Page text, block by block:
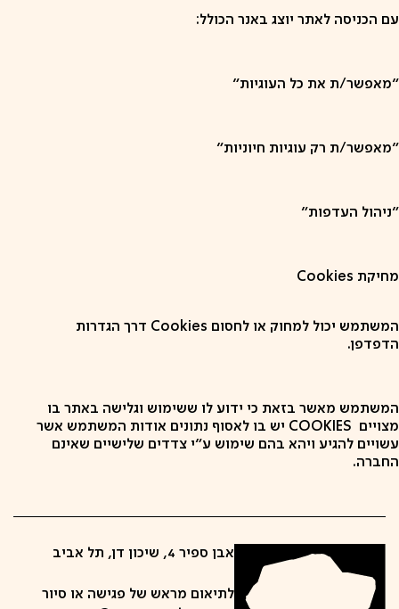
עם הכניסה לאתר יוצג באנר הכולל:
"מאפשר/ת את כל העוגיות"
"מאפשר/ת רק עוגיות חיוניות"
"ניהול העדפות"
מחיקת Cookies
המשתמש יכול למחוק או לחסום Cookies דרך הגדרות
הדפדפן.
המשתמש מאשר בזאת כי ידוע לו ששימוש וגלישה באתר בו
מצויים COOKIES יש בו לאסוף נתונים אודות המשתמש אשר
עשויים להגיע ויהא בהם שימוש ע"י צדדים שלישיים שאינם
החברה.
אבן ספיר 4, שיכון דן, תל אביב
לתיאום מראש של פגישה או סיור